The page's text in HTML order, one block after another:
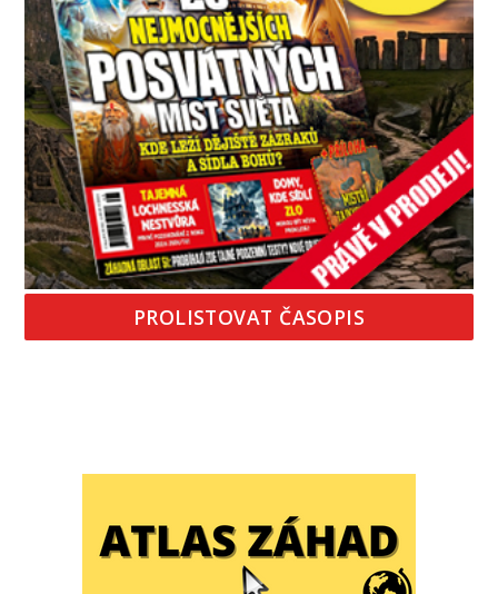
PROLISTOVAT ČASOPIS